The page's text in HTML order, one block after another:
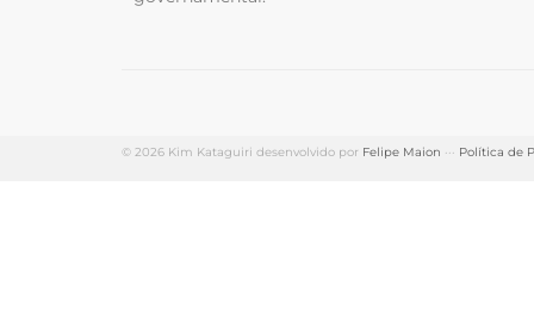
© 2026 Kim Kataguiri desenvolvido por Felipe Maion ··· Política de